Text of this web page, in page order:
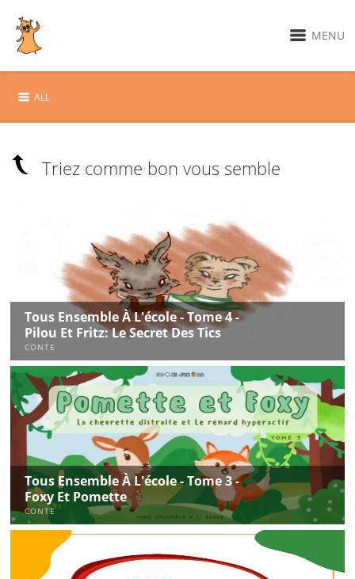
MENU
ALL
Triez comme bon vous semble
Tous Ensemble À L'école - Tome 4 -
Pilou Et Fritz: Le Secret Des Tics
CONTE
Tous Ensemble À L'école - Tome 3 -
Foxy Et Pomette
CONTE